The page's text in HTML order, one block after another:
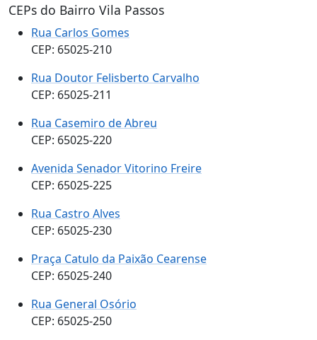
CEPs do Bairro Vila Passos
Rua Carlos Gomes
CEP: 65025-210
Rua Doutor Felisberto Carvalho
CEP: 65025-211
Rua Casemiro de Abreu
CEP: 65025-220
Avenida Senador Vitorino Freire
CEP: 65025-225
Rua Castro Alves
CEP: 65025-230
Praça Catulo da Paixão Cearense
CEP: 65025-240
Rua General Osório
CEP: 65025-250